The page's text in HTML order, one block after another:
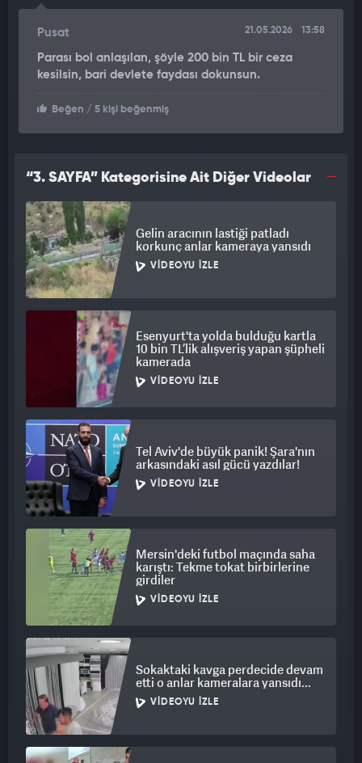
Pusat 21.05.2026 13:58
Parası bol anlaşılan, şöyle 200 bin TL bir ceza
kesilsin, bari devlete faydası dokunsun.
Beğen / 5 kişi beğenmiş
“3. SAYFA” Kategorisine Ait Diğer Videolar
Gelin aracının lastiği patladı
korkunç anlar kameraya yansıdı
VIDEOYU İZLE
Esenyurt'ta yolda bulduğu kartla
10 bin TL’lik alışveriş yapan şüpheli
kamerada
VIDEOYU İZLE
Tel Aviv'de büyük panik! Şara'nın
arkasındaki asıl gücü yazdılar!
VIDEOYU İZLE
Mersin'deki futbol maçında saha
karıştı: Tekme tokat birbirlerine
girdiler
VIDEOYU İZLE
Sokaktaki kavga perdecide devam
etti o anlar kameralara yansıdı...
VIDEOYU İZLE